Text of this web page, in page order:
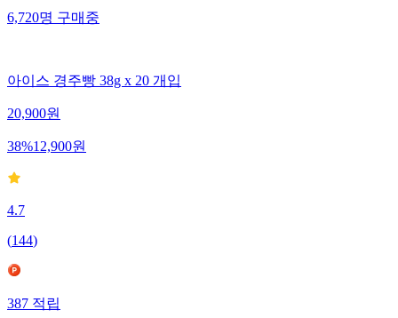
6,720명구매중
아이스 경주빵 38g x 20 개입
20,900원
38%12,900원
4.7
(144)
387적립